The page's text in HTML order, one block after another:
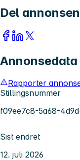
Del annonsen
Annonsedata
Rapporter
Stillingsnummer
f09ee7c8-5a68-
Sist endret
12. juli 2026